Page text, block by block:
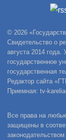
© 2026
Свидетельство о
августа 2014
государственное
государственная
Редактор сайта
Приемная: tv-
Все права на
защищены в